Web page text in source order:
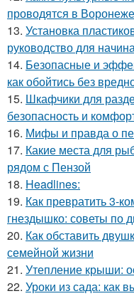
проводятся в Воронеже
13. Установка
руководство для
14. Безопасные и
как обойтись без
15. Шкафчики для
безопасность и
16. Мифы и правда о
17. Какие места для
рядом с Пензой
18. Headlines:
19. Как превратить 3-
гнездышко: советы по
20. Как обставить
семейной жизни
21. Утепление крыши:
22. Уроки из сада: как